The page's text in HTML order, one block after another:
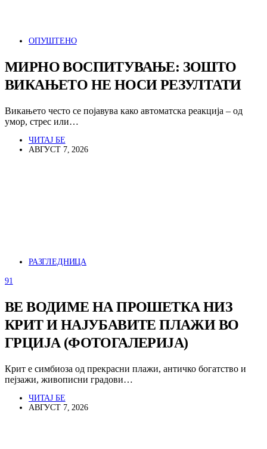
ОПУШТЕНО
МИРНО ВОСПИТУВАЊЕ: ЗОШТО
ВИКАЊЕТО НЕ НОСИ РЕЗУЛТАТИ
Викањето често се појавува како автоматска реакција – од
умор, стрес или…
ЧИТАЈ БЕ
АВГУСТ 7, 2026
РАЗГЛЕДНИЦА
91
ВЕ ВОДИМЕ НА ПРОШЕТКА НИЗ
КРИТ И НАЈУБАВИТЕ ПЛАЖИ ВО
ГРЦИЈА (ФОТОГАЛЕРИЈА)
Крит е симбиоза од прекрасни плажи, античко богатство и
пејзажи, живописни градови…
ЧИТАЈ БЕ
АВГУСТ 7, 2026